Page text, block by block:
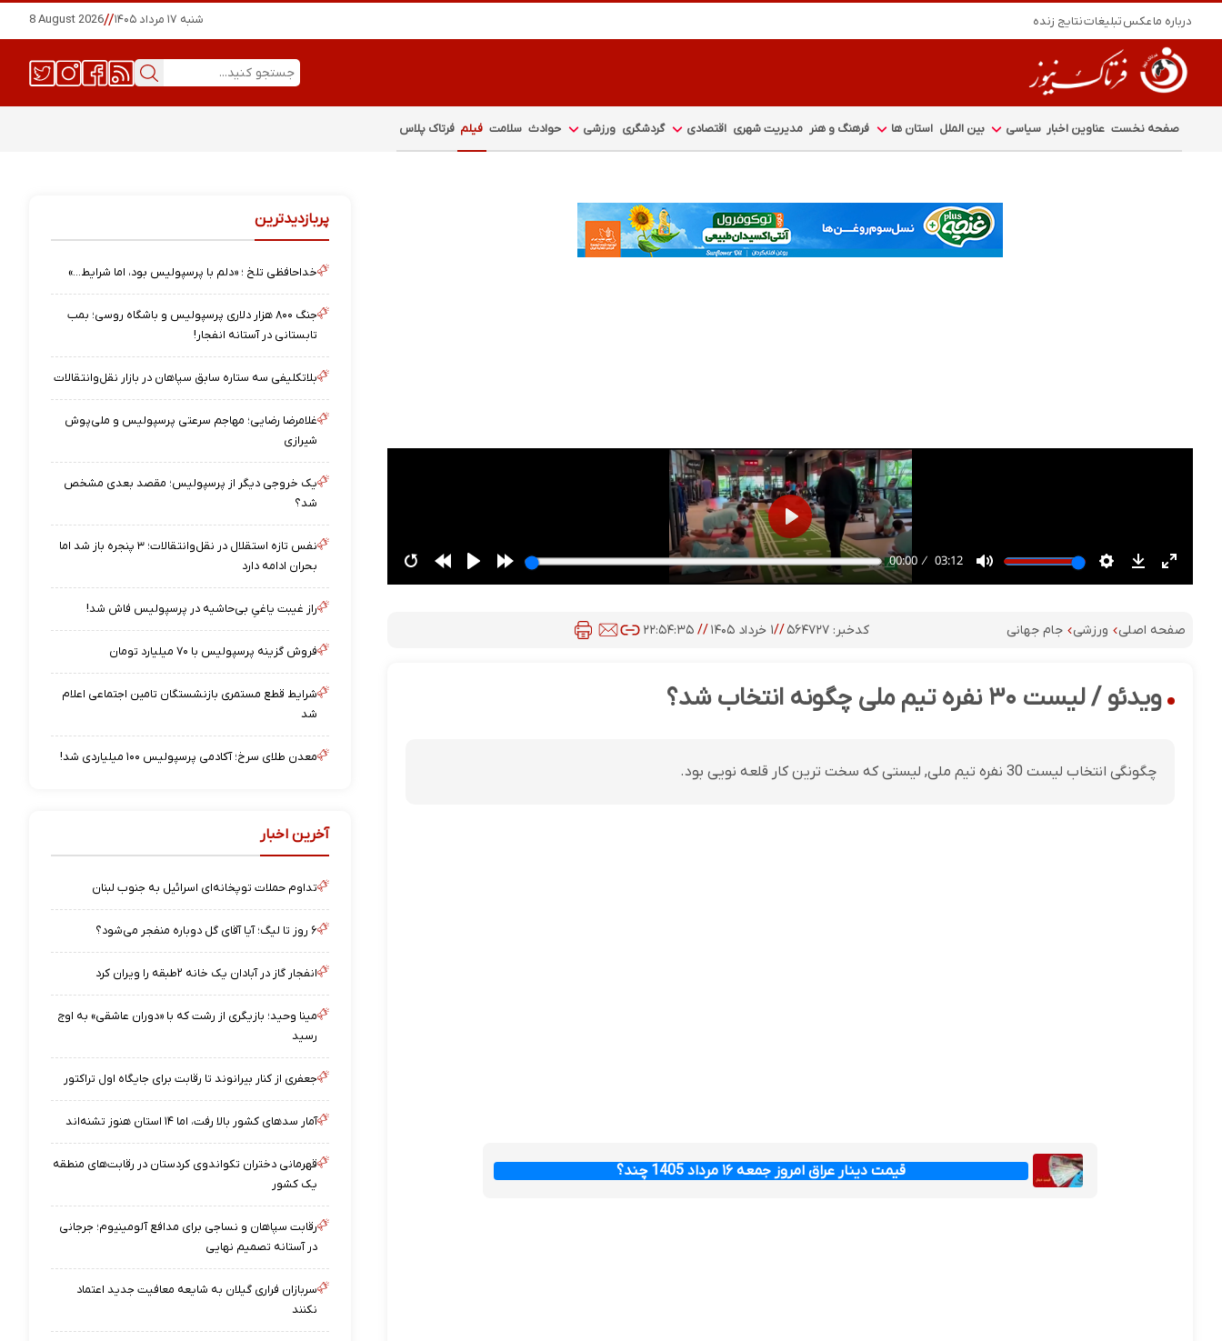
درباره ماعکستبلیغاتنتایج زنده شنبه ۱۷ مرداد ۱۴۰۵ //
8 August 2026
صفحه نخست عناوین اخبار سیاسی بین الملل استان ها فرهنگ و هنر مدیریت شهری اقتصادی گردشگری ورزشی حوادث سلامت فیلم فرتاک پلاس
صفحه اصلی ورزشی جام جهانی کدخبر: ۵۶۴۷۲۷ //۱ خرداد ۱۴۰۵ // ۲۲:۵۴:۳۵
ویدئو / لیست ۳۰ نفره تیم ملی چگونه انتخاب شد؟
چگونگی انتخاب لیست 30 نفره تیم ملی, لیستی که سخت ترین کار قلعه نویی بود.
قیمت دینار عراق امروز جمعه ۱۶ مرداد 1405 چند؟
پربازدیدترین
خداحافظی تلخ ؛ «دلم با پرسپولیس بود، اما شرایط…»
جنگ ۸۰۰ هزار دلاری پرسپولیس و باشگاه روسی؛ بمب
تابستانی در آستانه انفجار!
بلاتکلیفی سه ستاره سابق سپاهان در بازار نقل‌وانتقالات
غلامرضا رضایی؛ مهاجم سرعتی پرسپولیس و ملی‌پوش
شیرازی
یک خروجی دیگر از پرسپولیس؛ مقصد بعدی مشخص
شد؟
نفس تازه استقلال در نقل‌وانتقالات؛ ۳ پنجره باز شد اما
بحران ادامه دارد
راز غیبت یاغیِ بی‌حاشیه در پرسپولیس فاش شد!
فروش گزینه پرسپولیس با ۷۰ میلیارد تومان
شرایط قطع مستمری بازنشستگان تامین اجتماعی اعلام
شد
معدن طلای سرخ؛ آکادمی پرسپولیس ۱۰۰ میلیاردی شد!
آخرین اخبار
تداوم حملات توپخانه‌ای اسرائیل به جنوب لبنان
۶ روز تا لیگ؛ آیا آقای گل دوباره منفجر می‌شود؟
انفجار گاز در آبادان یک خانه ۲طبقه را ویران کرد
مینا وحید؛ بازیگری از رشت که با «دوران عاشقی» به اوج
رسید
جعفری از کنار بیرانوند تا رقابت برای جایگاه اول تراکتور
آمار سدهای کشور بالا رفت، اما ۱۴ استان هنوز تشنه‌اند
قهرمانی دختران تکواندوی کردستان در رقابت‌های منطقه
یک کشور
رقابت سپاهان و نساجی برای مدافع آلومینیوم؛ جرجانی
در آستانه تصمیم نهایی
سربازان فراری گیلان به شایعه معافیت جدید اعتماد
نکنند